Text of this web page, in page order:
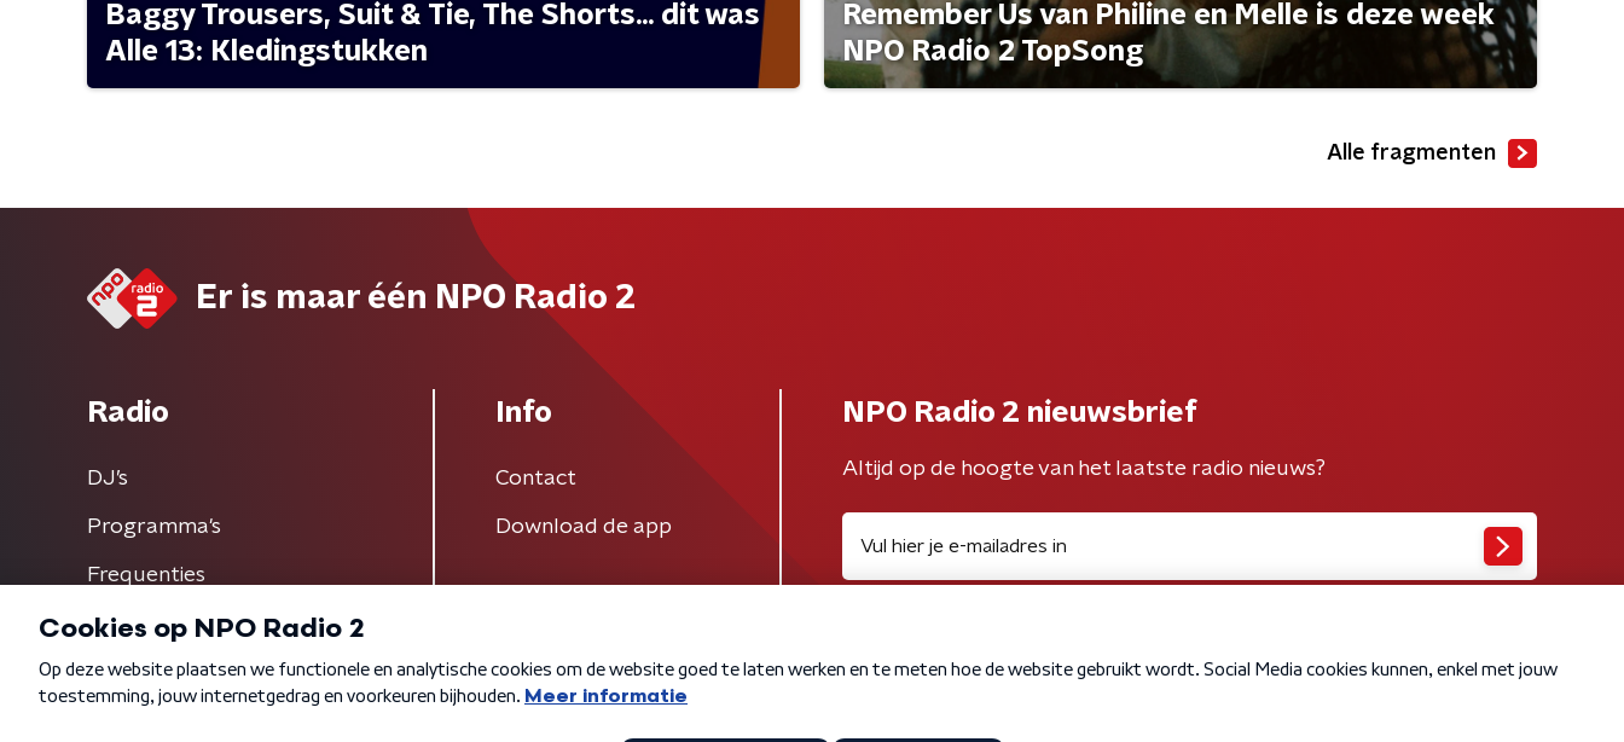
Baggy Trousers, Suit & Tie, The Shorts... dit was
Alle 13: Kledingstukken
Remember Us van Philine en Melle is deze week
NPO Radio 2 TopSong
Alle fragmenten
Er is maar één NPO Radio 2
Radio
DJ’s
Programma's
Frequenties
Info
Contact
Download de app
NPO Radio 2 nieuwsbrief
Altijd op de hoogte van het laatste radio nieuws?
Algemene voorwaarden Privacybeleid